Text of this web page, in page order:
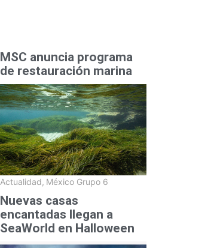
MSC anuncia programa
de restauración marina
Actualidad, México Grupo 6
Nuevas casas
encantadas llegan a
SeaWorld en Halloween